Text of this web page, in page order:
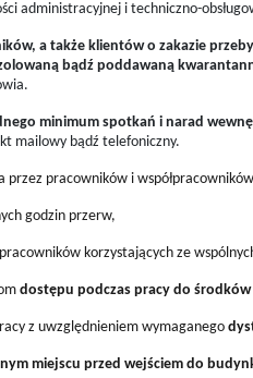
administracyjnej i techniczno-
a także klientów o zakazie
bądź poddawaną
minimum spotkań i narad
mailowy bądź telefoniczny.
przez pracowników i
godzin przerw,
korzystających ze
dostępu podczas pracy do
z uwzględnieniem wymaganego
miejscu przed wejściem do